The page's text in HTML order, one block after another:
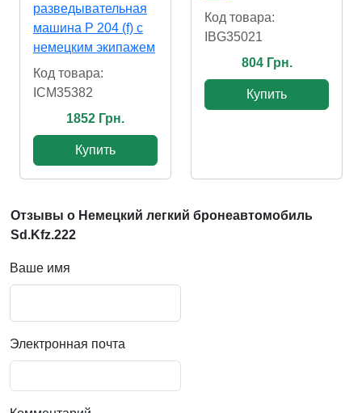
разведывательная
машина P 204 (f) с
немецким экипажем
Код товара:
ICM35382
1852 Грн.
Купить
Код товара:
IBG35021
804 Грн.
Купить
Отзывы о Немецкий легкий бронеавтомобиль
Sd.Kfz.222
Ваше имя
Электронная почта